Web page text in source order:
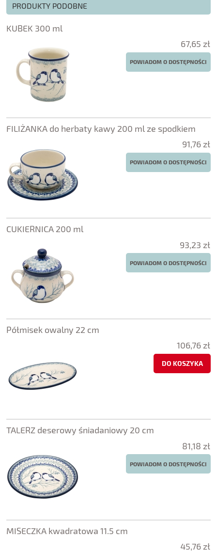
PRODUKTY PODOBNE
KUBEK 300 ml
67,65 zł
POWIADOM O DOSTĘPNOŚCI
FILIŻANKA do herbaty kawy 200 ml ze spodkiem
91,76 zł
POWIADOM O DOSTĘPNOŚCI
CUKIERNICA 200 ml
93,23 zł
POWIADOM O DOSTĘPNOŚCI
Półmisek owalny 22 cm
106,76 zł
DO KOSZYKA
TALERZ deserowy śniadaniowy 20 cm
81,18 zł
POWIADOM O DOSTĘPNOŚCI
MISECZKA kwadratowa 11.5 cm
45,76 zł